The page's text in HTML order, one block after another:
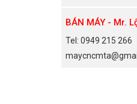
BÁN MÁY - Mr.
Tel: 0949 215 266